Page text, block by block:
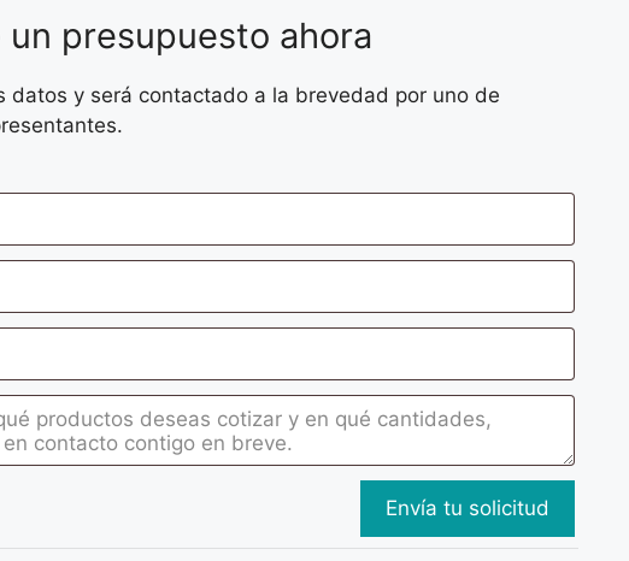
un presupuesto ahora
datos y será contactado a la brevedad por uno de